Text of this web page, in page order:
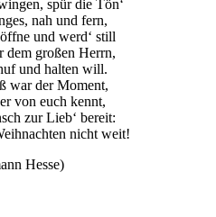
spür die Tön‘
nah und fern,
und werd‘ still
dem großen Herrn,
und halten will.
war der Moment,
von euch kennt,
zur Lieb‘ bereit:
nicht weit!
Hesse)